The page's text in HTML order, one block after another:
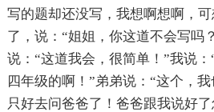
写的题却还没写，我想啊想啊，
了，说：“姐姐，你这道不会写吗
说：“这道我会，很简单！”我说
四年级的啊！”弟弟说：“这个，
只好去问爸爸了！爸爸跟我说好了